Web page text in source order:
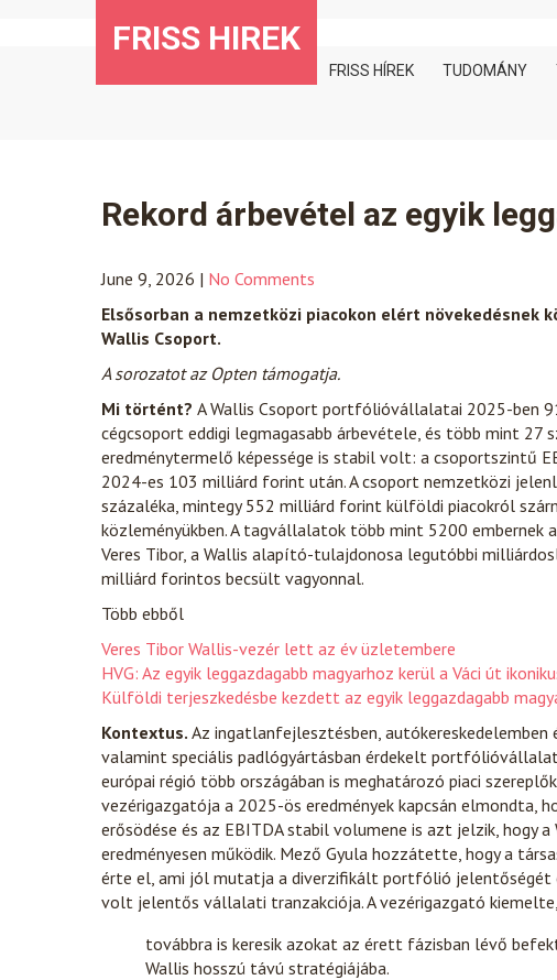
FRISS HIREK
FRISS HÍREK TUDOMÁNY
Rekord árbevétel az egyik
June 9, 2026 | No Comments
Elsősorban a nemzetközi piacokon elért
Wallis Csoport.
A sorozatot az Opten támogatja.
Mi történt? A Wallis Csoport portfólióvállalatai 2025-ben
cégcsoport eddigi legmagasabb árbevétele, és több mint 27
eredménytermelő képessége is stabil volt: a csoportszintű
2024-es 103 milliárd forint után. A csoport nemzetközi
százaléka, mintegy 552 milliárd forint külföldi piacokról
közleményükben. A tagvállalatok több mint 5200 embernek
Veres Tibor, a Wallis alapító-tulajdonosa legutóbbi
milliárd forintos becsült vagyonnal.
Több ebből
Veres Tibor Wallis-vezér lett az év üzletembere
HVG: Az egyik leggazdagabb magyarhoz kerül a Váci út
Külföldi terjeszkedésbe kezdett az egyik leggazdagabb
Kontextus. Az ingatlanfejlesztésben,
valamint speciális padlógyártásban érdekelt
európai régió több országában is meghatározó piaci
vezérigazgatója a 2025-ös eredmények kapcsán elmondta,
erősödése és az EBITDA stabil volumene is azt jelzik, hogy
eredményesen működik. Mező Gyula hozzátette, hogy a
érte el, ami jól mutatja a diverzifikált portfólió jelentőségét
volt jelentős vállalati tranzakciója. A vezérigazgató
továbbra is keresik azokat az érett fázisban lévő
Wallis hosszú távú stratégiájába.